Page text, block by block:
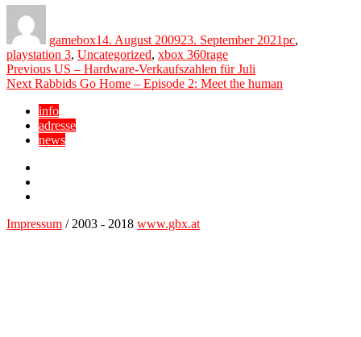
gamebox14. August 200923. September 2021pc,
playstation 3, Uncategorized, xbox 360Tags
rage
Beitragsnavigation
Previous Previous
post:
US – Hardware-Verkaufszahlen für Juli
Next Next
Rabbids Go Home – Episode 2: Meet the human
info
adresse
news
Impressum / 2003 - 2018 www.gbx.at